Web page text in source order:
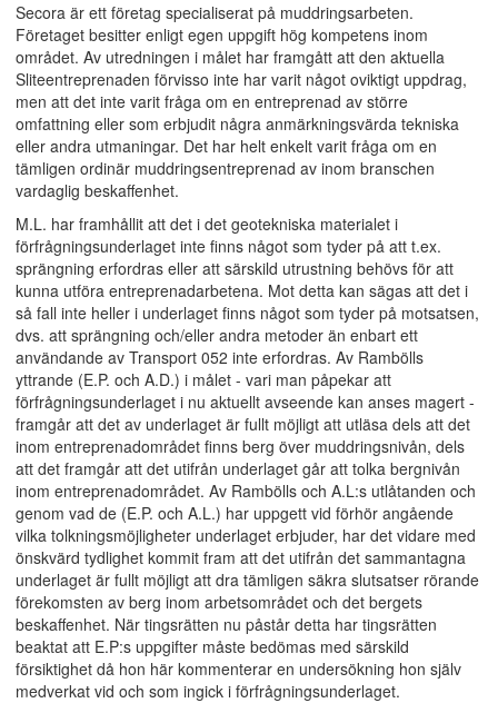
Secora är ett företag specialiserat på muddringsarbeten.
Företaget besitter enligt egen uppgift hög kompetens inom
området. Av utredningen i målet har framgått att den aktuella
Sliteentreprenaden förvisso inte har varit något oviktigt uppdrag,
men att det inte varit fråga om en entreprenad av större
omfattning eller som erbjudit några anmärkningsvärda tekniska
eller andra utmaningar. Det har helt enkelt varit fråga om en
tämligen ordinär muddringsentreprenad av inom branschen
vardaglig beskaffenhet.
M.L. har framhållit att det i det geotekniska materialet i
förfrågningsunderlaget inte finns något som tyder på att t.ex.
sprängning erfordras eller att särskild utrustning behövs för att
kunna utföra entreprenadarbetena. Mot detta kan sägas att det i
så fall inte heller i underlaget finns något som tyder på motsatsen,
dvs. att sprängning och/eller andra metoder än enbart ett
användande av Transport 052 inte erfordras. Av Rambölls
yttrande (E.P. och A.D.) i målet - vari man påpekar att
förfrågningsunderlaget i nu aktuellt avseende kan anses magert -
framgår att det av underlaget är fullt möjligt att utläsa dels att det
inom entreprenadområdet finns berg över muddringsnivån, dels
att det framgår att det utifrån underlaget går att tolka bergnivån
inom entreprenadområdet. Av Rambölls och A.L:s utlåtanden och
genom vad de (E.P. och A.L.) har uppgett vid förhör angående
vilka tolkningsmöjligheter underlaget erbjuder, har det vidare med
önskvärd tydlighet kommit fram att det utifrån det sammantagna
underlaget är fullt möjligt att dra tämligen säkra slutsatser rörande
förekomsten av berg inom arbetsområdet och det bergets
beskaffenhet. När tingsrätten nu påstår detta har tingsrätten
beaktat att E.P:s uppgifter måste bedömas med särskild
försiktighet då hon här kommenterar en undersökning hon själv
medverkat vid och som ingick i förfrågningsunderlaget.